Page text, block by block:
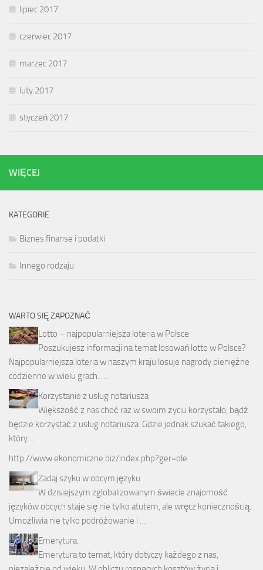
lipiec 2017
czerwiec 2017
marzec 2017
luty 2017
styczeń 2017
WIĘCEJ
KATEGORIE
Biznes finanse i podatki
Innego rodzaju
WARTO SIĘ ZAPOZNAĆ
Lotto – najpopularniejsza loteria w Polsce
Poszukujesz informacji na temat losowań lotto w Polsce?
Najpopularniejsza loteria w naszym kraju losuje nagrody pieniężne
codzienne w wielu grach. …
Korzystanie z usług notariusza
Większość z nas choć raz w swoim życiu korzystało, bądź
będzie korzystać z usług notariusza. Gdzie jednak szukać takiego,
który …
http://www.ekonomiczne.biz/index.php?ger=ole
Zadaj szyku w obcym języku
W dzisiejszym zglobalizowanym świecie znajomość
języków obcych staje się nie tylko atutem, ale wręcz koniecznością.
Umożliwia nie tylko podróżowanie i …
Emerytura.
Emerytura to temat, który dotyczy każdego z nas,